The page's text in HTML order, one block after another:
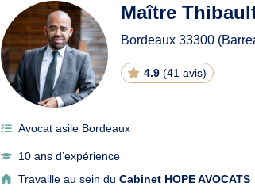
Maître
Bordeaux 33300
4.9 (41 avis)
Avocat asile Bordeaux
10 ans d’expérience
Travaille au sein du Cabinet HOPE AVOCATS